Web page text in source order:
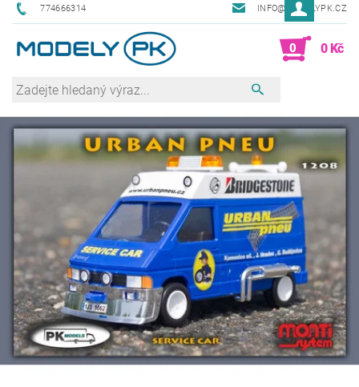
774666314 INFO@MODELYPK.CZ
0 0 Kč